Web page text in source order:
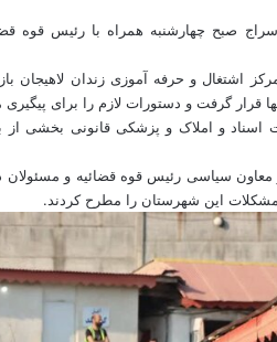
صبح چهارشنبه همراه با رئیس قوه
اشتغال و حرفه آموزی زندان لاهیجان
قرار گرفت و دستورات لازم را برای
اسناد و املاک و پزشکی قانونی بخشی
سیاسی رئیس قوه قضائیه و مسئولان
این شهرستان را مطرح کردند.